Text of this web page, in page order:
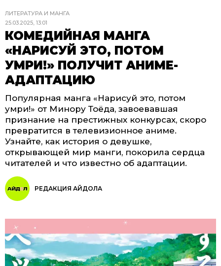
ЛИТЕРАТУРА И МАНГА
25.03.2025, 13:01
КОМЕДИЙНАЯ МАНГА
«НАРИСУЙ ЭТО, ПОТОМ
УМРИ!» ПОЛУЧИТ АНИМЕ-
АДАПТАЦИЮ
Популярная манга «Нарисуй это, потом
умри!» от Минору Тоёда, завоевавшая
признание на престижных конкурсах, скоро
превратится в телевизионное аниме.
Узнайте, как история о девушке,
открывающей мир манги, покорила сердца
читателей и что известно об адаптации.
РЕДАКЦИЯ АЙДОЛА